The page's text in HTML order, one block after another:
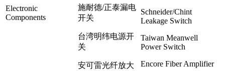
Electronic
Components
施耐德/正泰漏电
开关
台湾明纬电源开
关
安可雷光纤放大
Schneider/Chint
Leakage Switch
Taiwan Meanwell
Power Switch
Encore Fiber Amplifier